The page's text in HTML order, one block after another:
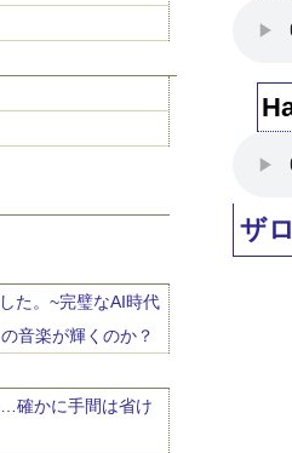
た。~完璧なAI時代
音楽が輝くのか？
確かに手間は省け
ザ